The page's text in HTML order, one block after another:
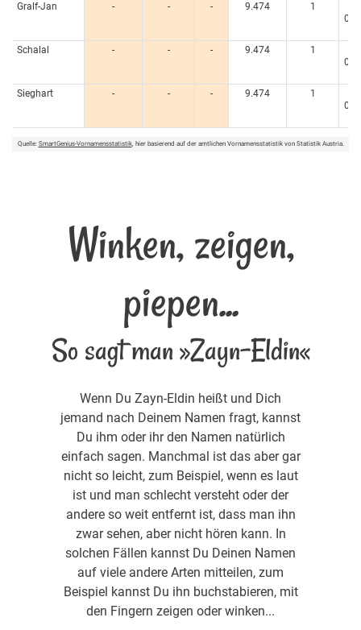
Gralf-Jan
- - - 9.474 1
Schalal
- - - 9.474 1
Sieghart
- - - 9.474 1
Quelle: SmartGenius-Vornamensstatistik, hier basierend auf der amtlichen Vornamensstatistik von Statistik Austria.
Winken, zeigen,
piepen...
So sagt man »Zayn-Eldin«
Wenn Du Zayn-Eldin heißt und Dich
jemand nach Deinem Namen fragt, kannst
Du ihm oder ihr den Namen natürlich
einfach sagen. Manchmal ist das aber gar
nicht so leicht, zum Beispiel, wenn es laut
ist und man schlecht versteht oder der
andere so weit entfernt ist, dass man ihn
zwar sehen, aber nicht hören kann. In
solchen Fällen kannst Du Deinen Namen
auf viele andere Arten mitteilen, zum
Beispiel kannst Du ihn buchstabieren, mit
den Fingern zeigen oder winken...